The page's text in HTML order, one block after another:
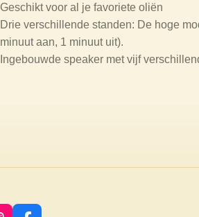
Geschikt voor al je favoriete oliën
Drie verschillende standen: De hoge
minuut aan, 1 minuut uit).
Ingebouwde speaker met vijf